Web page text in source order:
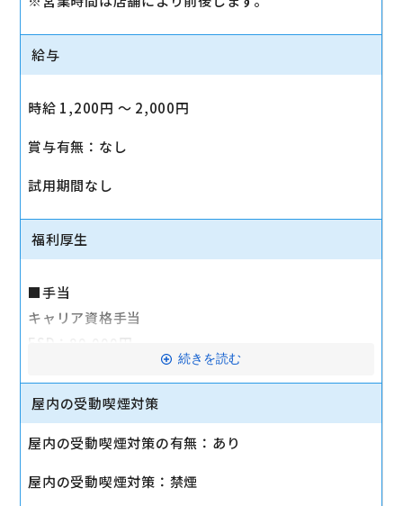
給与
時給 1,200円 〜 2,000円
賞与有無：なし
試用期間なし
福利厚生
■手当
キャリア資格手当
ESD：80,000円
CH:40,000円
社会保険完備、交通費（全額支給）、賞与（年2
続きを読む
屋内の受動喫煙対策
屋内の受動喫煙対策の有無：あり
屋内の受動喫煙対策：禁煙